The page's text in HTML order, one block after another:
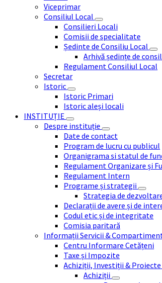
Viceprimar
Consiliul Local
Consilieri Locali
Comisii de specialitate
Ședinte de Consiliu Local
Arhivă ședințe de
Regulament Consiliul Local
Secretar
Istoric
Istoric Primari
Istoric aleși locali
INSTITUȚIE
Despre instituție
Date de contact
Program de lucru cu publicul
Organigrama si statul de
Regulament Organizare și
Regulament Intern
Programe și strategii
Strategia de
Declarații de avere și de
Codul etic și de integritate
Comisia paritară
Informații Servicii &
Centru Informare Cetățeni
Taxe și Impozite
Achiziții, Investiții & Proiecte
Achiziții